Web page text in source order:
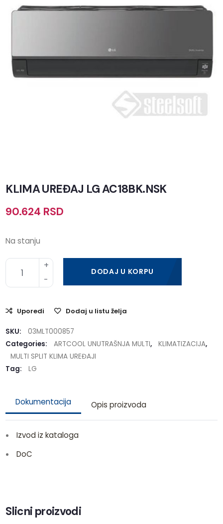
KLIMA UREĐAJ LG AC18BK.NSK
90.624 RSD
Na stanju
DODAJ U KORPU
Uporedi Dodaj u listu želja
SKU:
03MLT000857
Categories:
ARTCOOL UNUTRAŠNJA MULTI, KLIMATIZACIJA,
MULTI SPLIT KLIMA UREĐAJI
Tag:
LG
Dokumentacija Opis proizvoda
Izvod iz kataloga
DoC
Slicni proizvodi